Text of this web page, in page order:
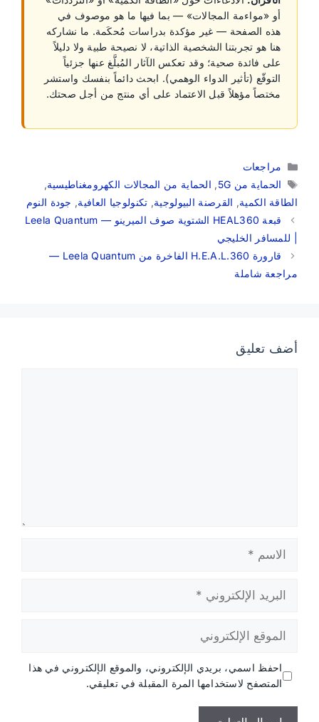
أو «مواءمة المجالات» — بما فيها ما هو موصوف في
هذه الصفحة — غير مؤكدة بدراسات مُحكَمة. ما نشاركه
هنا هو تجربتنا الشخصية الذاتية، لا نصيحة طبية ولا دليلاً
على فائدة صحية؛ وقد تعكس الآثار المُبلَّغ عنها جزئياً
التوقّع (تأثير الدواء الوهمي). ابحث دائماً بنفسك واستشر
مختصاً مؤهلاً قبل الاعتماد على أي منتج من أجل صحتك.
التصنيفات
مراجعات
الوسوم
الحماية من 5G , الحماية من المجالات الكهرومغناطيسية,
الطاقة الكمية, القرصنة البيولوجية, تكنولوجيا العافية, جودة النوم
قبعة HEAL360 الشتوية صوف الميرينو — Leela Quantum
| للمسافر الخليجي
قارورة H.E.A.L.360 الفاخرة من Leela Quantum —
مراجعة شاملة
أضف تعليق
الإلكتروني
الإلكتروني
احفظ اسمي، بريدي الإلكتروني، والموقع الإلكتروني في هذا
المتصفح لاستخدامها المرة المقبلة في تعليقي.